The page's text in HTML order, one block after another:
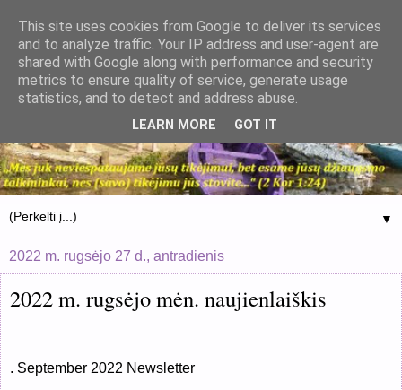
▼
2022 m. rugsėjo 27 d., antradienis
2022 m. rugsėjo mėn. naujienlaiškis
. September 2022 Newsletter
This site uses cookies from Google to deliver its services
and to analyze traffic. Your IP address and user-agent are
shared with Google along with performance and security
metrics to ensure quality of service, generate usage
statistics, and to detect and address abuse.
LEARN MORE GOT IT